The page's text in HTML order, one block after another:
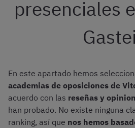
presenciales
En este apartado hemos
academias de oposiciones de
acuerdo con las reseñas y
han probado. No existe ninguna
ranking, así que nos hemos